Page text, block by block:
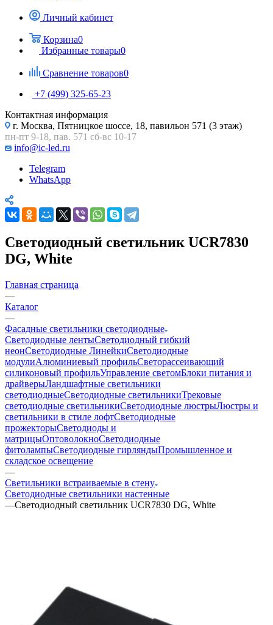
Личный кабинет
Корзина0
Избранные товары0
Сравнение товаров0
+7 (499) 325-65-23
Контактная информация
г. Москва, Пятницкое шоссе, 18, павильон 571 (3 этаж)
пн-пт 9-18, пав. 571 сб-вс 10-17
info@ic-led.ru
Telegram
WhatsApp
Светодиодный светильник UCR7830
DG, White
Главная страница
—
Каталог
—
Фасадные светильники светодиодные
Светодиодные лентыСветодиодный гибкий
неонСветодиодные ЛинейкиСветодиодные
модулиАлюминиевый профильСветорассеивающий
силиконовый профильУправление светомБлоки питания и
драйверыЛандшафтные светильники
светодиодныеСветодиодные светильникиТрековые
светодиодные светильникиСветодиодные люстрыЛюстры и
светильники в стиле лофтСветодиодные
прожекторыСветодиоды и
матрицыОптоволокноСветодиодные
фитолампыСветодиодные гирляндыПромышленное и
складское освещение
—
Светильники встраиваемые в стену
Светодиодные светильники настенные
—Светодиодный светильник UCR7830 DG, White